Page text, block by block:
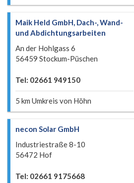
Maik Held GmbH, Dach-, Wand-
und Abdichtungsarbeiten
An der Hohlgass 6
56459 Stockum-Püschen
Tel: 02661 949150
5 km Umkreis von Höhn
necon Solar GmbH
Industriestraße 8-10
56472 Hof
Tel: 02661 9175668